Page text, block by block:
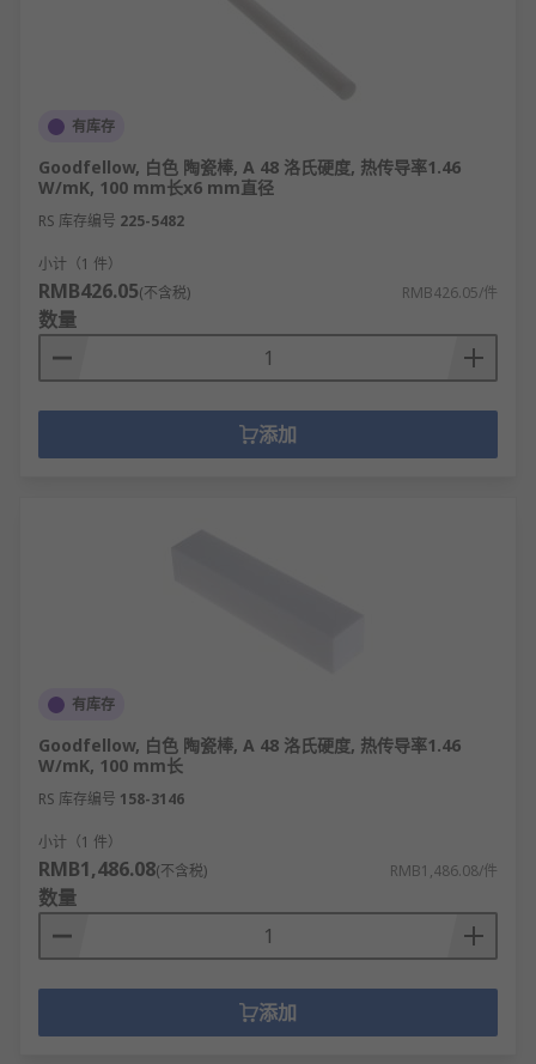
有库存
Goodfellow, 白色 陶瓷棒, A 48 洛氏硬度, 热传导率1.46
W/mK, 100 mm长x6 mm直径
RS 库存编号 225-5482
小计（1 件）
RMB426.05(不含税) RMB426.05/件
数量
添加
有库存
Goodfellow, 白色 陶瓷棒, A 48 洛氏硬度, 热传导率1.46
W/mK, 100 mm长
RS 库存编号 158-3146
小计（1 件）
RMB1,486.08(不含税) RMB1,486.08/件
数量
添加